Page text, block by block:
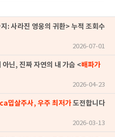
: 사라진 영웅의 귀환> 누적 조회수
2026-07-01
닌, 진짜 자연의 내 가슴 <배파가
2026-04-23
밉살주사, 우주 최저가도전합니다
2026-03-13